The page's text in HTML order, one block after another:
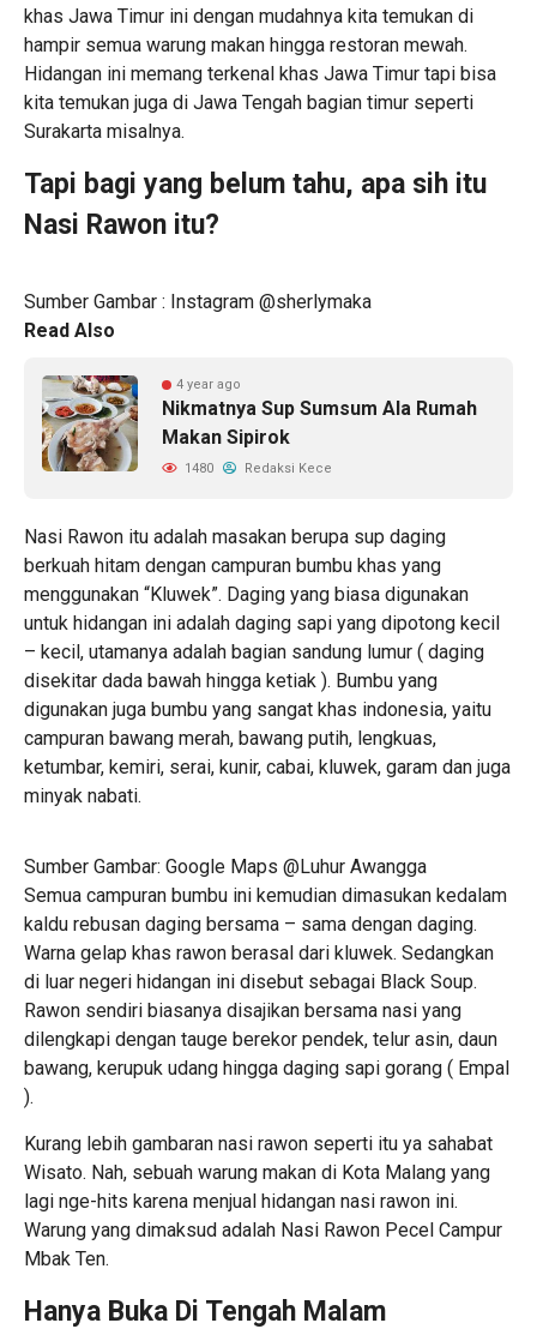
khas Jawa Timur ini dengan mudahnya kita temukan di
hampir semua warung makan hingga restoran mewah.
Hidangan ini memang terkenal khas Jawa Timur tapi bisa
kita temukan juga di Jawa Tengah bagian timur seperti
Surakarta misalnya.
Tapi bagi yang belum tahu, apa sih itu
Nasi Rawon itu?
Sumber Gambar : Instagram @sherlymaka
Read Also
4 year ago
Nikmatnya Sup Sumsum Ala Rumah
Makan Sipirok
1480 Redaksi Kece
Nasi Rawon itu adalah masakan berupa sup daging
berkuah hitam dengan campuran bumbu khas yang
menggunakan “Kluwek”. Daging yang biasa digunakan
untuk hidangan ini adalah daging sapi yang dipotong kecil
– kecil, utamanya adalah bagian sandung lumur ( daging
disekitar dada bawah hingga ketiak ). Bumbu yang
digunakan juga bumbu yang sangat khas indonesia, yaitu
campuran bawang merah, bawang putih, lengkuas,
ketumbar, kemiri, serai, kunir, cabai, kluwek, garam dan juga
minyak nabati.
Sumber Gambar: Google Maps @Luhur Awangga
Semua campuran bumbu ini kemudian dimasukan kedalam
kaldu rebusan daging bersama – sama dengan daging.
Warna gelap khas rawon berasal dari kluwek. Sedangkan
di luar negeri hidangan ini disebut sebagai Black Soup.
Rawon sendiri biasanya disajikan bersama nasi yang
dilengkapi dengan tauge berekor pendek, telur asin, daun
bawang, kerupuk udang hingga daging sapi gorang ( Empal
).
Kurang lebih gambaran nasi rawon seperti itu ya sahabat
Wisato. Nah, sebuah warung makan di Kota Malang yang
lagi nge-hits karena menjual hidangan nasi rawon ini.
Warung yang dimaksud adalah Nasi Rawon Pecel Campur
Mbak Ten.
Hanya Buka Di Tengah Malam